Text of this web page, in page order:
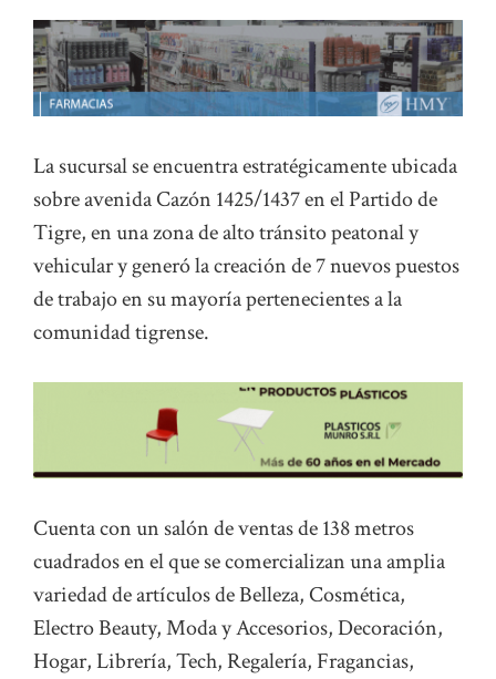
La sucursal se encuentra estratégicamente ubicada
sobre avenida Cazón 1425/1437 en el Partido de
Tigre, en una zona de alto tránsito peatonal y
vehicular y generó la creación de 7 nuevos puestos
de trabajo en su mayoría pertenecientes a la
comunidad tigrense.
Cuenta con un salón de ventas de 138 metros
cuadrados en el que se comercializan una amplia
variedad de artículos de Belleza, Cosmética,
Electro Beauty, Moda y Accesorios, Decoración,
Hogar, Librería, Tech, Regalería, Fragancias,